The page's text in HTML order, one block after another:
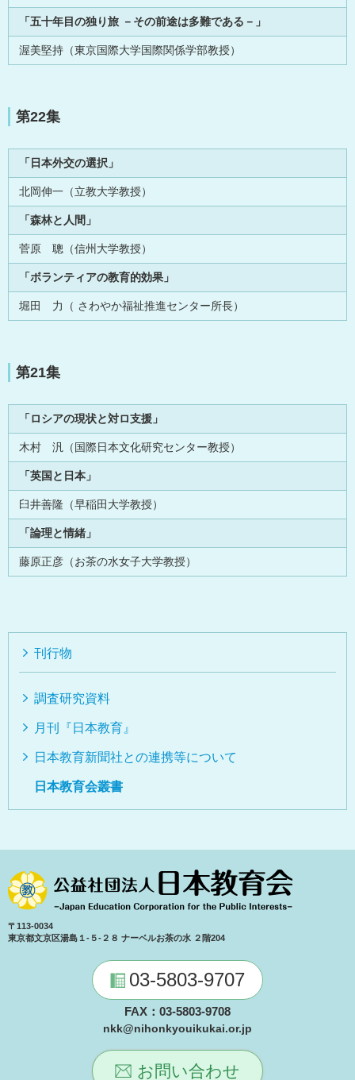
「五十年目の独り旅 －その前途は多難である－」
渥美堅持（東京国際大学国際関係学部教授）
第22集
「日本外交の選択」
北岡伸一（立教大学教授）
「森林と人間」
菅原 聰（信州大学教授）
「ボランティアの教育的効果」
堀田 力（ さわやか福祉推進センター所長）
第21集
「ロシアの現状と対ロ支援」
木村 汎（国際日本文化研究センター教授）
「英国と日本」
臼井善隆（早稲田大学教授）
「論理と情緒」
藤原正彦（お茶の水女子大学教授）
刊行物
調査研究資料
月刊『日本教育』
日本教育新聞社との連携等について
日本教育会叢書
〒113-0034
東京都文京区湯島１-５-２８ ナーベルお茶の水 ２階204
03-5803-9707
FAX：03-5803-9708
nkk@nihonkyouikukai.or.jp
お問い合わせ